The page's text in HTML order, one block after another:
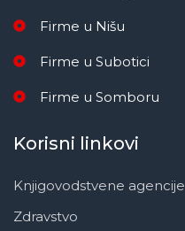
Firme u Nišu
Firme u Subotici
Firme u Somboru
Korisni linkovi
Knjigovodstvene agencije
Zdravstvo